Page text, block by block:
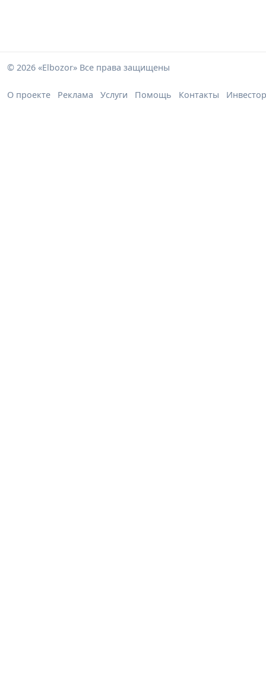
© 2026 «Elbozor» Все права защищены
О проекте Реклама Услуги Помощь Контакты